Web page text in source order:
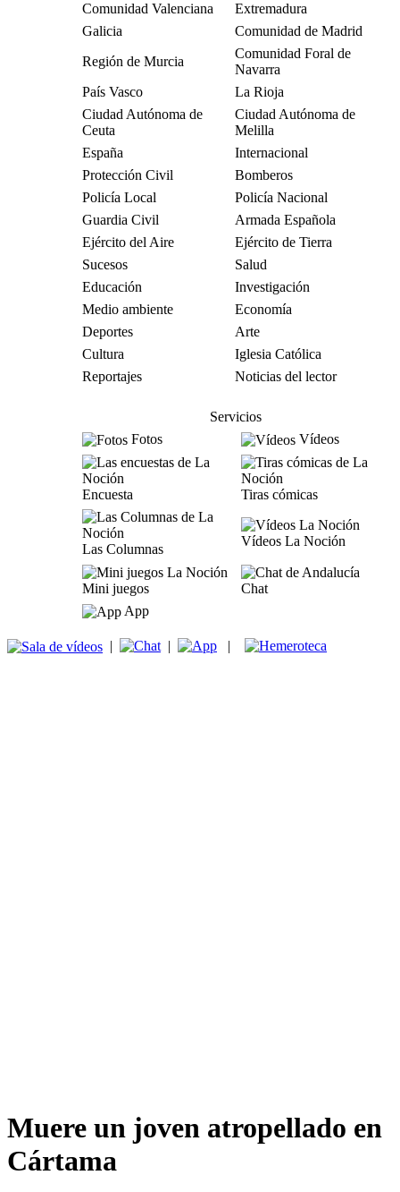
Comunidad Valenciana
Extremadura
Galicia
Comunidad de Madrid
Región de Murcia
Comunidad Foral de
Navarra
País Vasco
La Rioja
Ciudad Autónoma de
Ceuta
Ciudad Autónoma de
Melilla
España
Internacional
Protección Civil
Bomberos
Policía Local
Policía Nacional
Guardia Civil
Armada Española
Ejército del Aire
Ejército de Tierra
Sucesos
Salud
Educación
Investigación
Medio ambiente
Economía
Deportes
Arte
Cultura
Iglesia Católica
Reportajes
Noticias del lector
Servicios
Fotos
Vídeos
Encuesta Tiras cómicas
Las Columnas
Vídeos La Noción
Mini juegos
Chat
App
| | |
Muere un joven atropellado en
Cártama